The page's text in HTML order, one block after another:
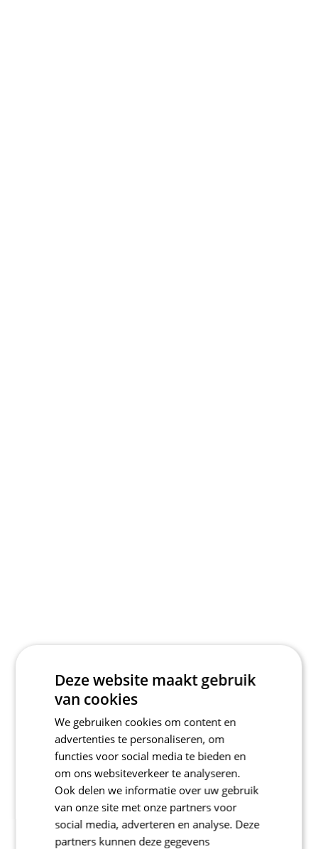
Deze website maakt gebruik
van cookies
We gebruiken cookies om content en
advertenties te personaliseren, om
functies voor social media te bieden en
om ons websiteverkeer te analyseren.
Ook delen we informatie over uw gebruik
van onze site met onze partners voor
social media, adverteren en analyse. Deze
partners kunnen deze gegevens